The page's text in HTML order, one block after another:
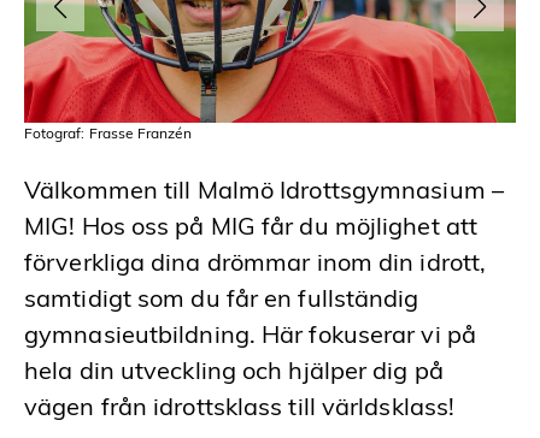
Fotograf: Frasse Franzén
Välkommen till Malmö Idrottsgymnasium –
MIG! Hos oss på MIG får du möjlighet att
förverkliga dina drömmar inom din idrott,
samtidigt som du får en fullständig
gymnasieutbildning. Här fokuserar vi på
hela din utveckling och hjälper dig på
vägen från idrottsklass till världsklass!